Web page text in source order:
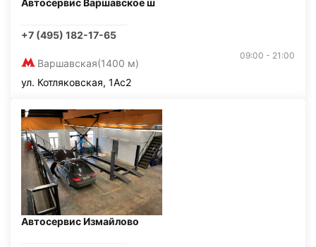
Автосервис Варшавское ш
+7 (495) 182-17-65
Варшавская(1400 м)
09:00 - 21:00
ул. Котляковская, 1Ас2
Автосервис Измайлово